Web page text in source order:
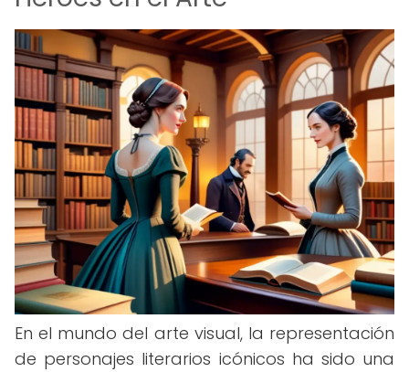
En el mundo del arte visual, la representación
de personajes literarios icónicos ha sido una